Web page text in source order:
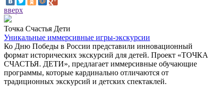
вверх
Точка Счастья Дети
Уникальные иммерсивные игры-экскурсии
Ко Дню Победы в России представили инновационный
формат исторических экскурсий для детей. Проект «ТОЧКА
СЧАСТЬЯ. ДЕТИ», предлагает иммерсивные обучающие
программы, которые кардинально отличаются от
традиционных экскурсий и детских спектаклей.